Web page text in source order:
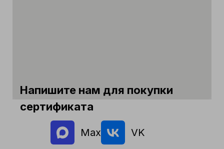
Напишите нам для покупки
сертификата
Max VK